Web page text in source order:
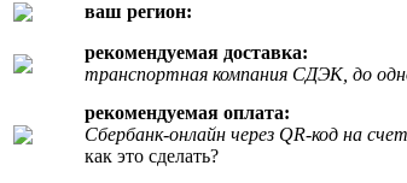
ваш регион:
рекомендуемая доставка:
транспортная компания СДЭК, до
рекомендуемая оплата:
Сбербанк-онлайн через QR-код на
как это сделать?